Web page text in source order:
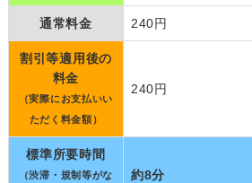
通常料金 240円
割引等適用後の
料金
（実際にお支払いい
ただく料金額）
240円
標準所要時間
（渋滞・規制等がな
約8分